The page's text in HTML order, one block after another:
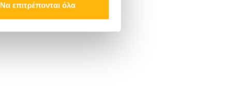
Να επιτρέπονται όλα